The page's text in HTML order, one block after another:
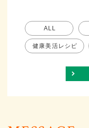
ALL
健康美活レシピ